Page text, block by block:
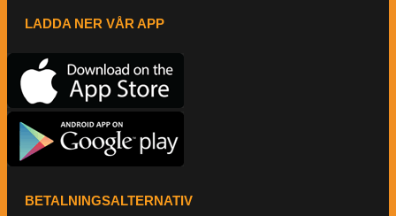
LADDA NER VÅR APP
BETALNINGSALTERNATIV